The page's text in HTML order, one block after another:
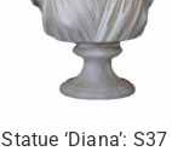
Statue ‘Diana’: S37